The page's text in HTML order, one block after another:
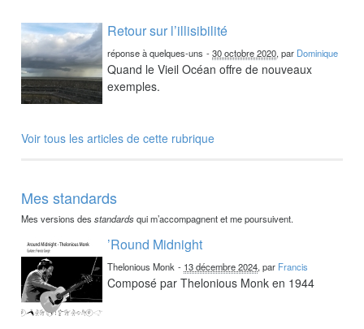
Retour sur l’illisibilité
réponse à quelques-uns -30 octobre 2020, par Dominique
Quand le Vieil Océan offre de nouveaux
exemples.
Voir tous les articles de cette rubrique
Mes standards
Mes versions desstandardsqui m’accompagnent et me poursuivent.
’Round Midnight
Thelonious Monk - 13 décembre 2024, par Francis
Composé par Thelonious Monk en 1944